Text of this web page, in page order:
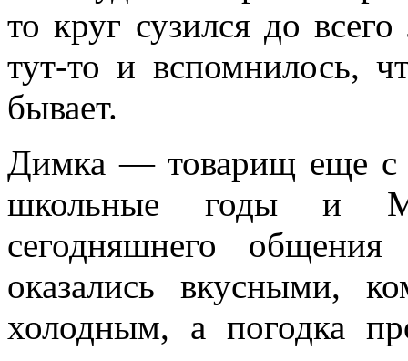
то круг сузился до
тут-то и вспомнилось,
бывает.
Димка — товарищ еще с
школьные годы и
сегодняшнего
оказались вкусными,
холодным, а погодка